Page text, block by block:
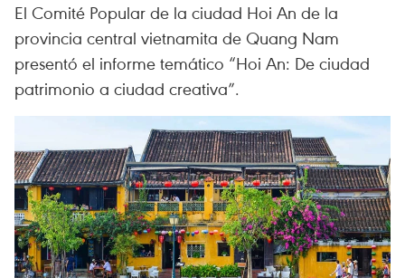
El Comité Popular de la ciudad Hoi An de la
provincia central vietnamita de Quang Nam
presentó el informe temático “Hoi An: De ciudad
patrimonio a ciudad creativa”.